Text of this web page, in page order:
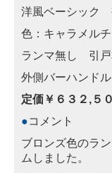
洋風ベーシック
色：キャラメルチ
ランマ無し 引戸
外側バーハンドル
定価￥６３２,５
●コメント
ブロンズ色のラ
ムしました。